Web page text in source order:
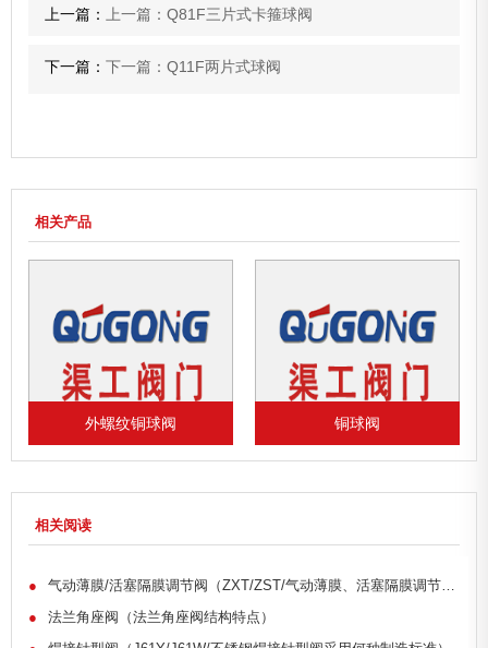
上一篇： 上一篇：Q81F三片式卡箍球阀
下一篇：下一篇：Q11F两片式球阀
相关产品
铜球阀 外螺纹铜浮球阀
相关阅读
●
气动薄膜/活塞隔膜调节阀（ZXT/ZST/气动薄膜、活塞隔膜调节阀用途有哪些）
●
法兰角座阀（法兰角座阀结构特点）